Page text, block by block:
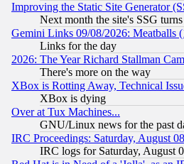
Improving the Static Site Generator
Next month the site's SSG
Gemini Links 09/08/2026: Meatballs
Links for the day
2026: The Year Richard Stallman
There's more on the way
XBox is Rotting Away, Technical
XBox is dying
Over at Tux Machines...
GNU/Linux news for the past
IRC Proceedings: Saturday, August
IRC logs for Saturday, August